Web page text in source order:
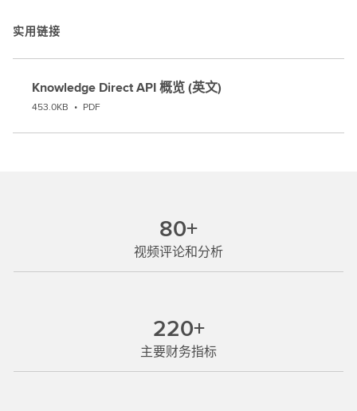
实用链接
Knowledge Direct API 概览 (英文)
453.0KB • PDF
80+
视频评论和分析
220+
主要财务指标